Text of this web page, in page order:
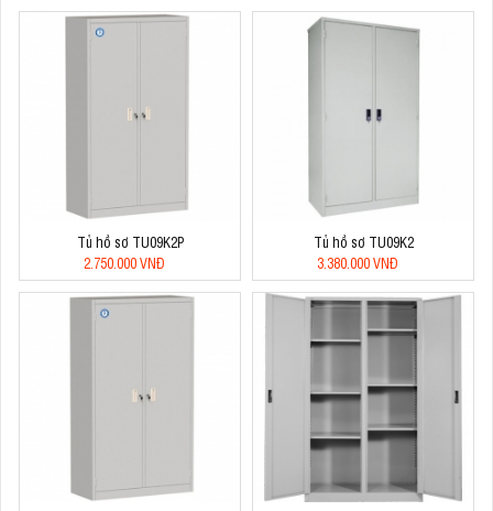
Tủ hồ sơ TU09K2P
2.750.000 VNĐ
Tủ hồ sơ TU09K2
3.380.000 VNĐ